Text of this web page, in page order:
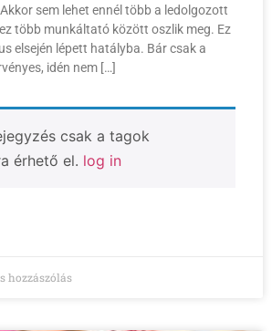
sem lehet ennél több a ledolgozott
több munkáltató között oszlik meg. Ez
elsején lépett hatályba. Bár csak a
idén nem […]
csak a tagok
érhető el. log in
hozzászólás